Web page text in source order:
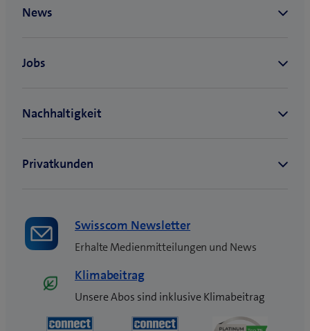
Swisscom Newsletter
Erhalte Medienmitteilungen und News
Klimabeitrag
Unsere Abos sind inklusive Klimabeitrag